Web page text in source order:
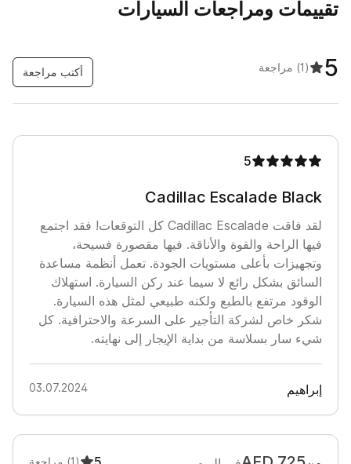
تقييمات ومراجعات السيارات
5
(1) مراجعة أكتب مراجعة
5
Cadillac Escalade Black
لقد فاقت Cadillac Escalade كل التوقعات! فقد اجتمع
فيها الراحة والقوة والأناقة. فيها مقصورة فسيحة،
وتجهيزات بأعلى مستويات الجودة. تعمل أنظمة مساعدة
السائق بشكل رائع لا سيما عند ركن السيارة. استهلاك
الوقود مرتفع بالطبع ولكنه طبيعي لمثل هذه السيارة.
شكر خاص لشركة التأجير على السرعة والاحترافية. كل
شيء سار بسلاسة من بداية الإيجار إلى نهايته.
‏إبراهيم 03.07.2024